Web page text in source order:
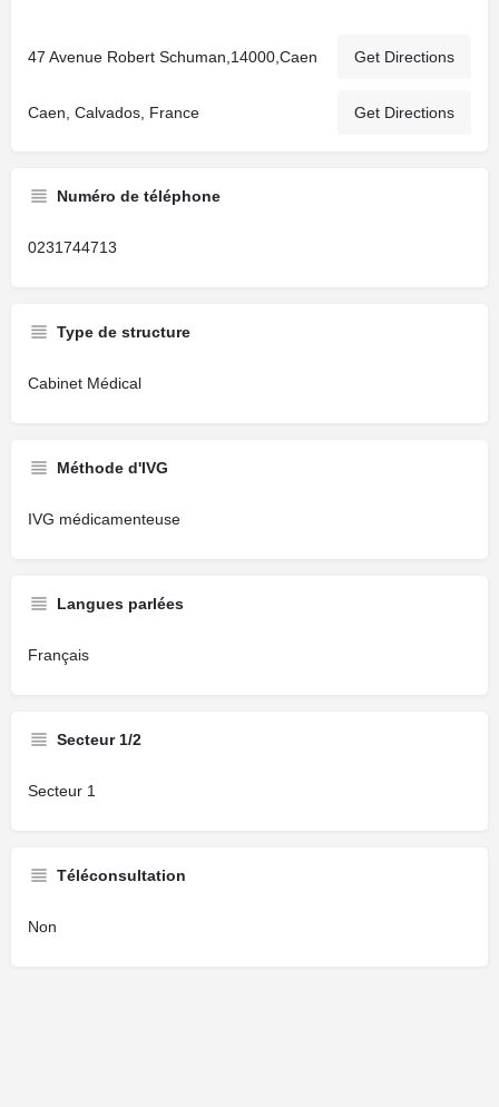
47 Avenue Robert Schuman,14000,Caen Get Directions
Caen, Calvados, France Get Directions
Numéro de téléphone
0231744713
Type de structure
Cabinet Médical
Méthode d'IVG
IVG médicamenteuse
Langues parlées
Français
Secteur 1/2
Secteur 1
Téléconsultation
Non